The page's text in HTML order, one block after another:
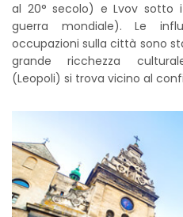
al 20° secolo) e Lvov sotto
guerra mondiale). Le
occupazioni sulla città sono
grande ricchezza
(Leopoli) si trova vicino al